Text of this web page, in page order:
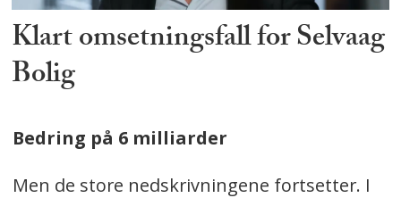
Klart omsetningsfall for Selvaag
Bolig
Bedring på 6 milliarder
Men de store nedskrivningene fortsetter. I